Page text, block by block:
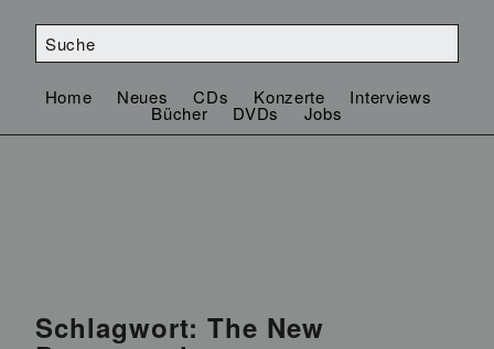
Home Neues CDs Konzerte Interviews
Bücher DVDs Jobs
Schlagwort: The New